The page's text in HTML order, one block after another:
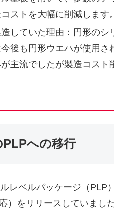
ストを大幅に削減します。
していた理由：円形の
後も円形ウエハが使用
主流でしたが製造コスト
への移行
レベルパッケージ（PLP
）をリリースしていまし